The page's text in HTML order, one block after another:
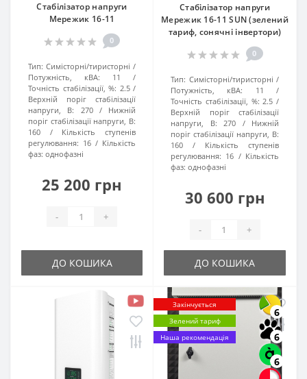
Стабілізатор напруги
Мережик 16-11
0
Тип: Симісторні/тиристорні
Потужність, кВА:
11
Точність стабілізації, %: 2.5
Верхній поріг стабілізації
напруги, В:
270
Нижній
поріг стабілізації напруги, В:
160
Кількість ступенів
регулювання: 16
Кількість
фаз: однофазні
25 200 грн
- +
ДО КОШИКА
Стабілізатор напруги
Мережик 16-11 SUN (зелений
тариф, сонячні інвертори)
0
Тип: Симісторні/тиристорні
Потужність, кВА:
11
Точність стабілізації, %: 2.5
Верхній поріг стабілізації
напруги, В:
270
Нижній
поріг стабілізації напруги, В:
160
Кількість ступенів
регулювання: 16
Кількість
фаз: однофазні
30 600 грн
- +
ДО КОШИКА
Закінчується
Зелений тариф
Наша рекомендація
6
6
6